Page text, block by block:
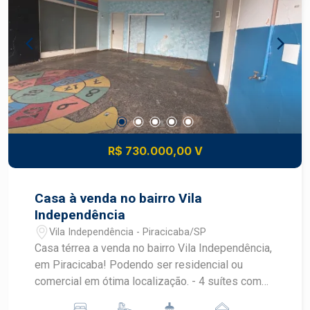
excelente oportunidade para construir a casa dos
seus sonhos em um dos condomínios mais
desejados da região.
R$ 730.000,00 V
Casa à venda no bairro Vila
Independência
Vila Independência - Piracicaba/SP
Casa térrea a venda no bairro Vila Independência,
em Piracicaba! Podendo ser residencial ou
comercial em ótima localização. - 4 suítes com